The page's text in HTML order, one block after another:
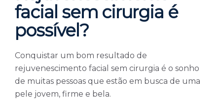
facial sem cirurgia é
possível?
Conquistar um bom resultado de
rejuvenescimento facial sem cirurgia é o sonho
de muitas pessoas que estão em busca de uma
pele jovem, firme e bela.